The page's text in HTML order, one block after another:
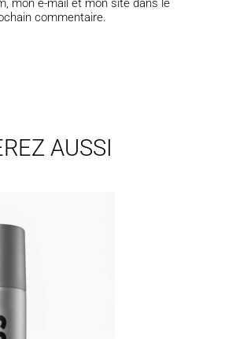
mon e-mail et mon site dans le
commentaire.
AUSSI